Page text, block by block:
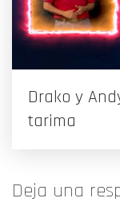
Drako y
tarima
Deja una